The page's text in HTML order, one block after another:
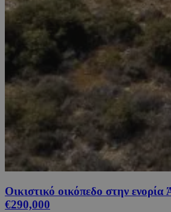
Οικιστικό οικόπεδο στην ενορία
€290,000